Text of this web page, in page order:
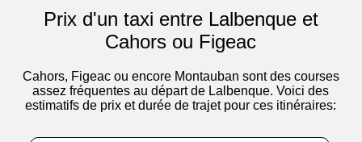
Prix d'un taxi entre Lalbenque et
Cahors ou Figeac
Cahors, Figeac ou encore Montauban sont des courses
assez fréquentes au départ de Lalbenque. Voici des
estimatifs de prix et durée de trajet pour ces itinéraires: